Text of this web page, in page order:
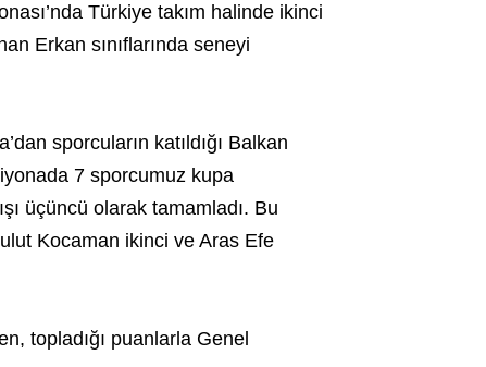
Türkiye takım halinde ikinci
Erkan sınıflarında seneyi
sporcuların katıldığı Balkan
7 sporcumuz kupa
üçüncü olarak tamamladı. Bu
Kocaman ikinci ve Aras Efe
topladığı puanlarla Genel